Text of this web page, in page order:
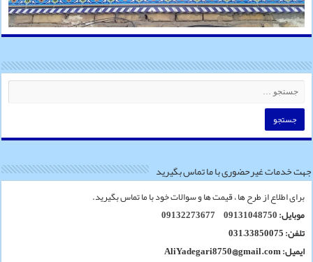
جهت خدمات غیرحضوری با ما تماس بگیرید
برای اطلاع از طرح ها ، قیمت ها و سوالات خود با ما تماس بگیرید.
موبایل:09131048750
09132273677
تلفن: 33850075–031
ایمیل: AliYadegari8750@gmail.com